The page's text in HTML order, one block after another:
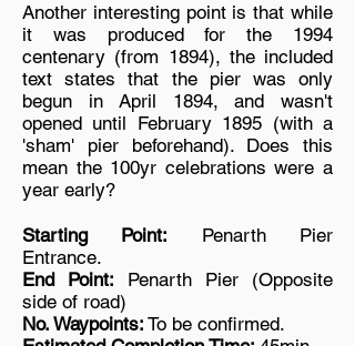
Another interesting point is that while
it was produced for the 1994
centenary (from 1894), the included
text states that the pier was only
begun in April 1894, and wasn't
opened until February 1895 (with a
'sham' pier beforehand). Does this
mean the 100yr celebrations were a
year early?
Starting Point: Penarth Pier
Entrance.
End Point: Penarth Pier (Opposite
side of road)
No. Waypoints: To be confirmed.